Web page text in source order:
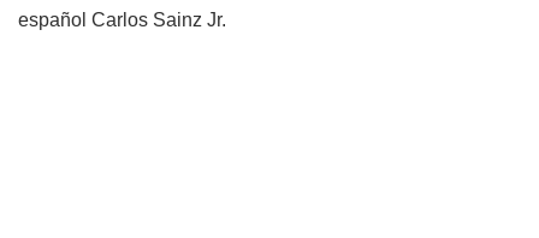
español Carlos Sainz Jr.